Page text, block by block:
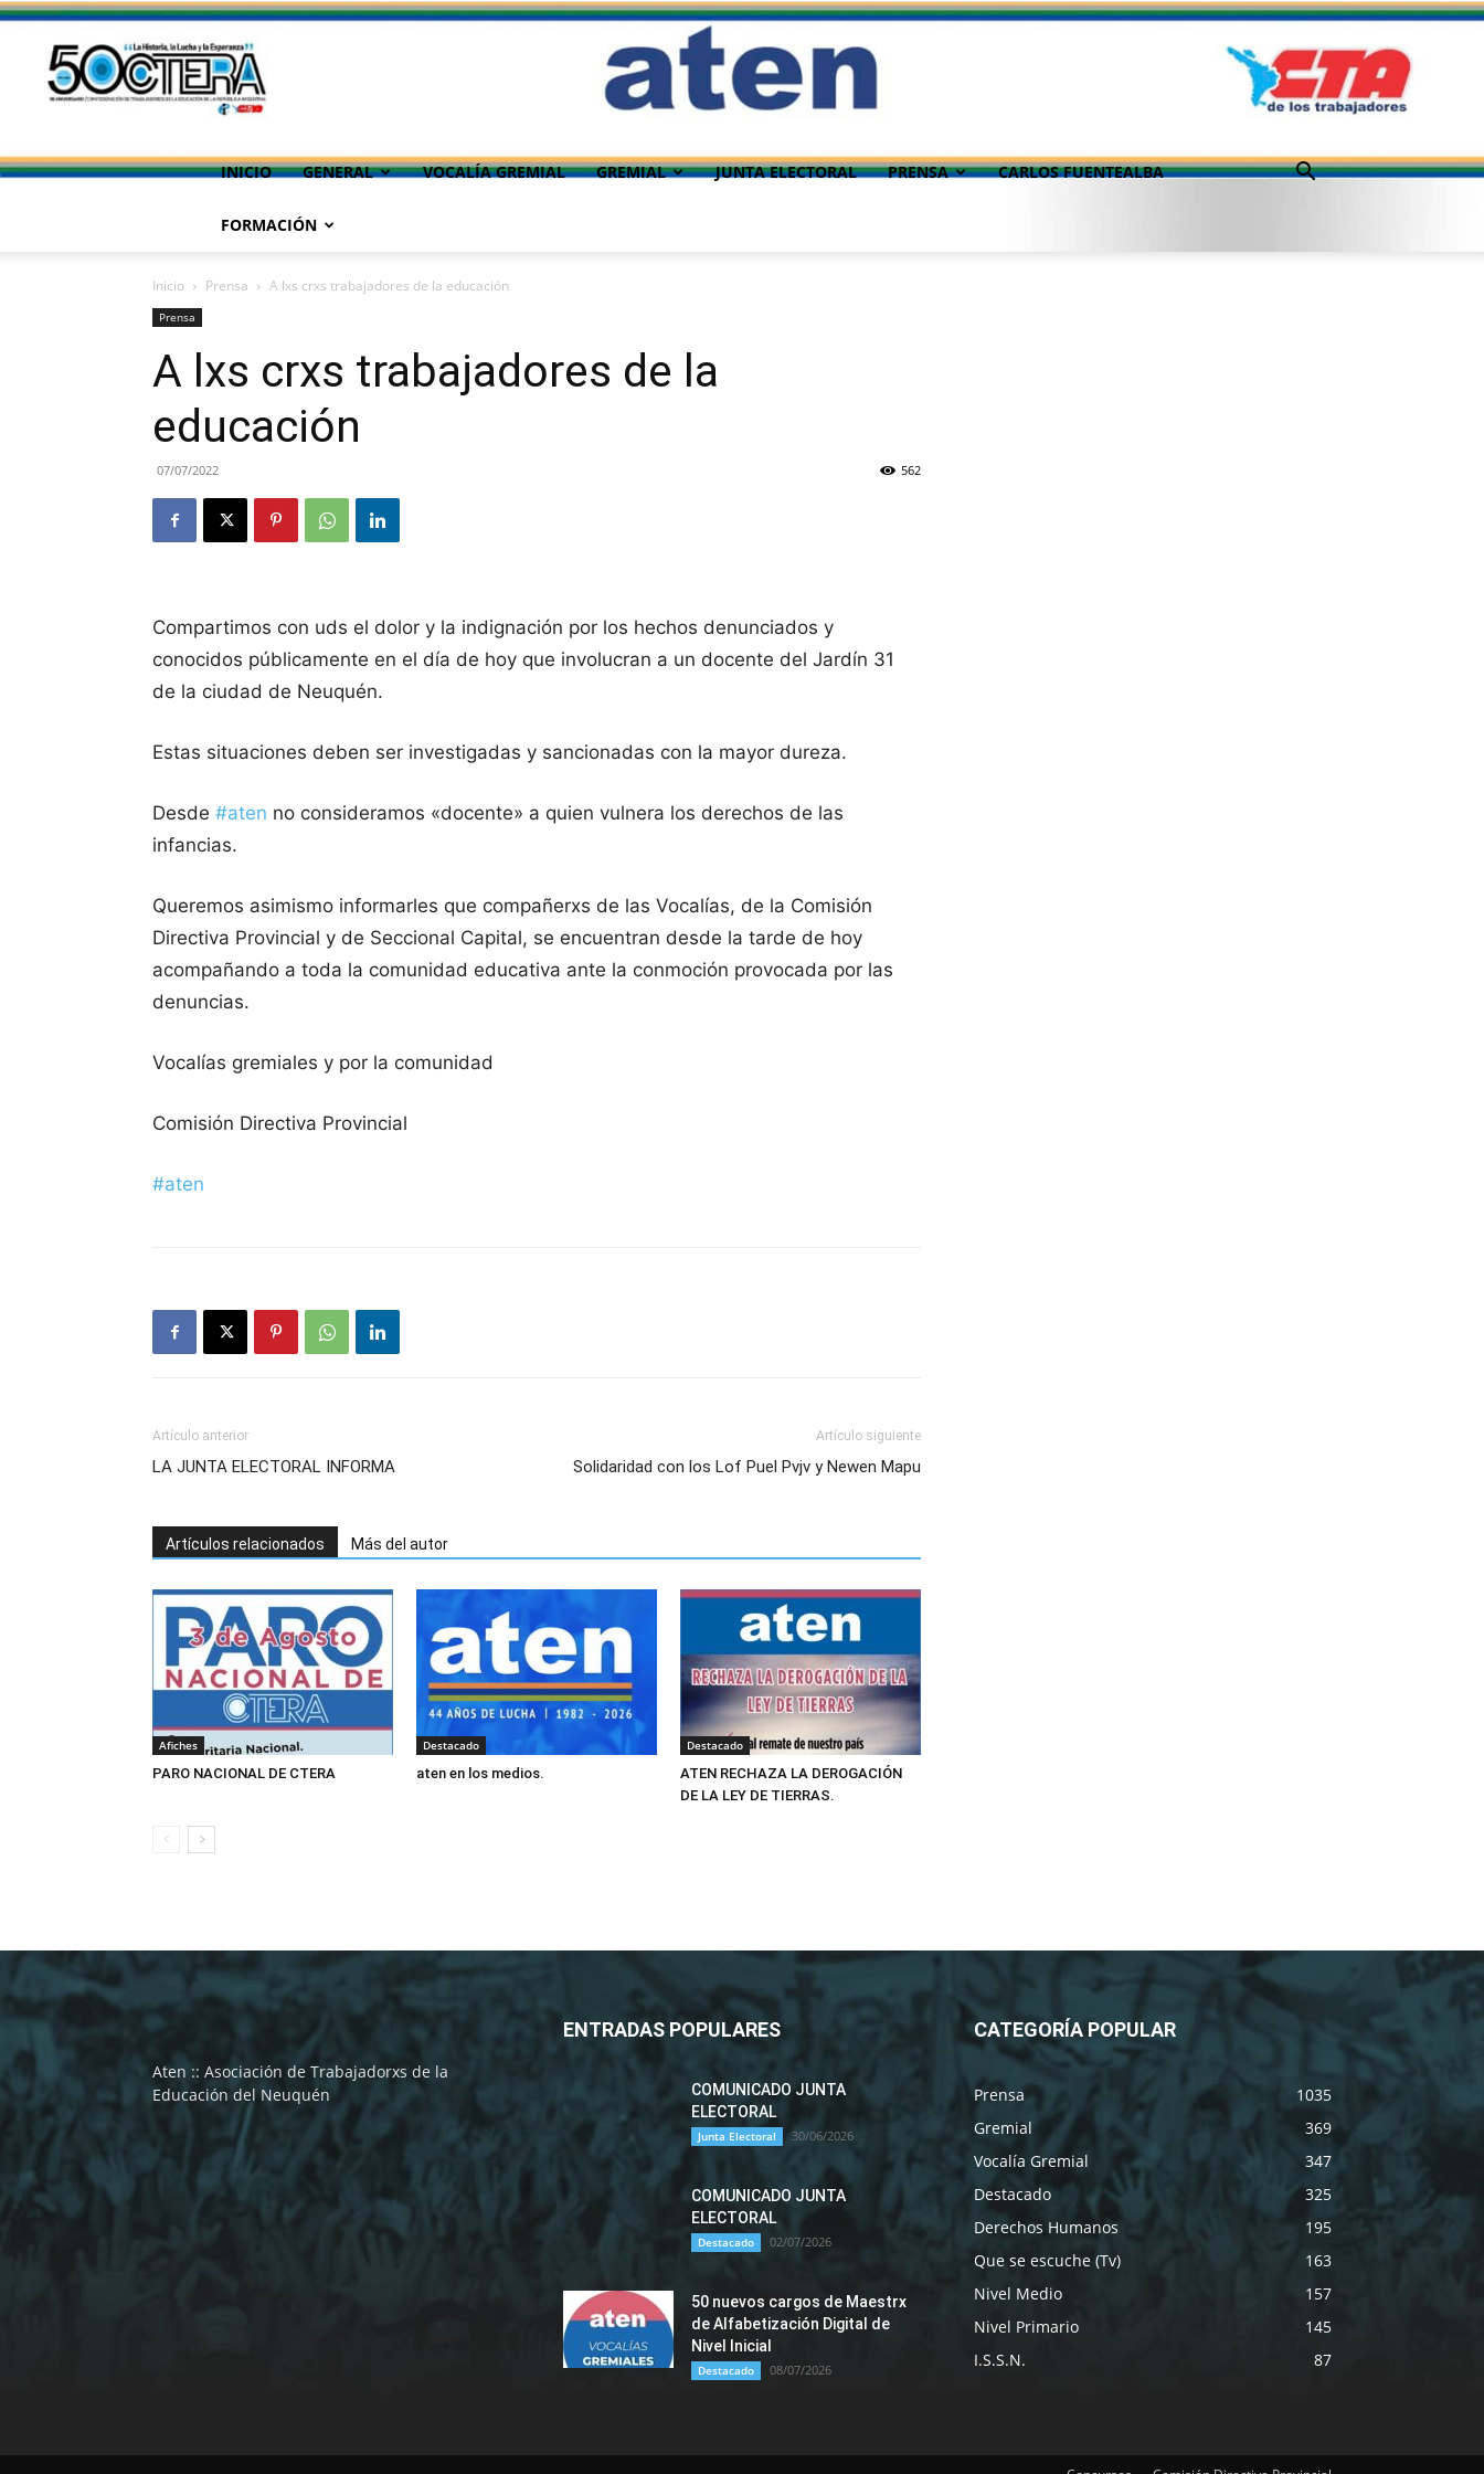
INICIO GENERAL VOCALÍA GREMIAL GREMIAL JUNTA ELECTORAL PRENSA CARLOS FUENTEALBA
FORMACIÓN
Inicio Prensa A lxs crxs trabajadores de la educación
Prensa
A lxs crxs trabajadores de la
educación
07/07/2022 562
Compartimos con uds el dolor y la indignación por los hechos denunciados y
conocidos públicamente en el día de hoy que involucran a un docente del Jardín 31
de la ciudad de Neuquén.
Estas situaciones deben ser investigadas y sancionadas con la mayor dureza.
Desde #aten no consideramos «docente» a quien vulnera los derechos de las
infancias.
Queremos asimismo informarles que compañerxs de las Vocalías, de la Comisión
Directiva Provincial y de Seccional Capital, se encuentran desde la tarde de hoy
acompañando a toda la comunidad educativa ante la conmoción provocada por las
denuncias.
Vocalías gremiales y por la comunidad
Comisión Directiva Provincial
#aten
Artículo anterior
LA JUNTA ELECTORAL INFORMA
Artículo siguiente
Solidaridad con los Lof Puel Pvjv y Newen Mapu
Artículos relacionados Más del autor
Afiches
PARO NACIONAL DE CTERA
Destacado
aten en los medios.
Destacado
ATEN RECHAZA LA DEROGACIÓN
DE LA LEY DE TIERRAS.
Aten :: Asociación de Trabajadorxs de la
Educación del Neuquén
ENTRADAS POPULARES
COMUNICADO JUNTA
ELECTORAL
Junta Electoral 30/06/2026
COMUNICADO JUNTA
ELECTORAL
Destacado 02/07/2026
50 nuevos cargos de Maestrx
de Alfabetización Digital de
Nivel Inicial
Destacado 08/07/2026
CATEGORÍA POPULAR
Prensa
1035
Gremial
369
Vocalía Gremial
347
Destacado
325
Derechos Humanos
195
Que se escuche (Tv)
163
Nivel Medio
157
Nivel Primario
145
I.S.S.N.
87